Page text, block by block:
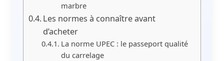
marbre
Les normes à connaître avant
d’acheter
La norme UPEC : le passeport qualité
du carrelage